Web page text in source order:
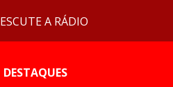
ESCUTE A RÁDIO
DESTAQUES